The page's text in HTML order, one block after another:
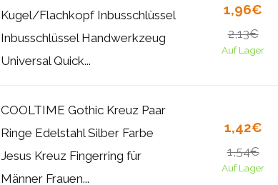
Kugel/Flachkopf Inbusschlüssel
Inbusschlüssel Handwerkzeug
Universal Quick...
1,96€
2,13€
Auf Lager
COOLTIME Gothic Kreuz Paar
Ringe Edelstahl Silber Farbe
Jesus Kreuz Fingerring für
Männer Frauen...
1,42€
1,54€
Auf Lager